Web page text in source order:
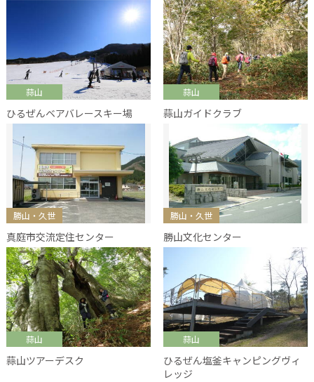
蒜山
ひるぜんベアバレースキー場
蒜山
蒜山ガイドクラブ
勝山・久世
真庭市交流定住センター
勝山・久世
勝山文化センター
蒜山
蒜山ツアーデスク
蒜山
ひるぜん塩釜キャンピングヴィ
レッジ